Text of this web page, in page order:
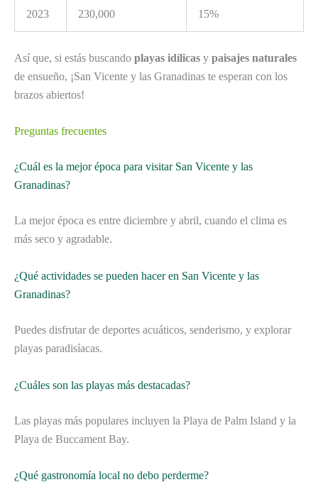
2023 230,000 15%
Así que, si estás buscando playas idílicas y paisajes naturales
de ensueño, ¡San Vicente y las Granadinas te esperan con los
brazos abiertos!
Preguntas frecuentes
¿Cuál es la mejor época para visitar San Vicente y las
Granadinas?
La mejor época es entre diciembre y abril, cuando el clima es
más seco y agradable.
¿Qué actividades se pueden hacer en San Vicente y las
Granadinas?
Puedes disfrutar de deportes acuáticos, senderismo, y explorar
playas paradisíacas.
¿Cuáles son las playas más destacadas?
Las playas más populares incluyen la Playa de Palm Island y la
Playa de Buccament Bay.
¿Qué gastronomía local no debo perderme?